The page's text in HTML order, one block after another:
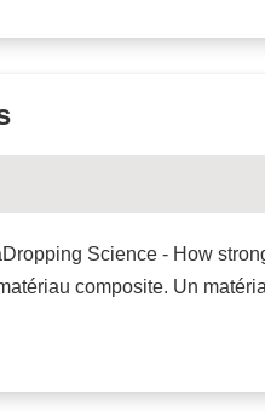
Science - How
composite. Un